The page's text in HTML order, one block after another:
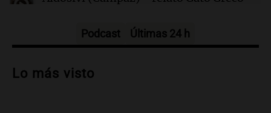
Audio.Nuevo desarrollo urbano y casa
en Villa María
Podcast Últimas 24 h
Lo más visto